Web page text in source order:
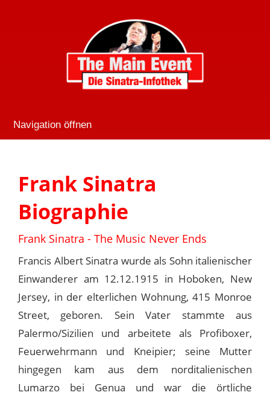
Navigation öffnen
Frank Sinatra
Biographie
Frank Sinatra - The Music Never Ends
Francis Albert Sinatra wurde als Sohn italienischer
Einwanderer am 12.12.1915 in Hoboken, New
Jersey, in der elterlichen Wohnung, 415 Monroe
Street, geboren. Sein Vater stammte aus
Palermo/Sizilien und arbeitete als Profiboxer,
Feuerwehrmann und Kneipier; seine Mutter
hingegen kam aus dem norditalienischen
Lumarzo bei Genua und war die örtliche